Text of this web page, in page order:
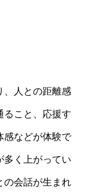
、人との距離感
ること、応援す
感などが体験で
多く上がってい
の会話が生まれ